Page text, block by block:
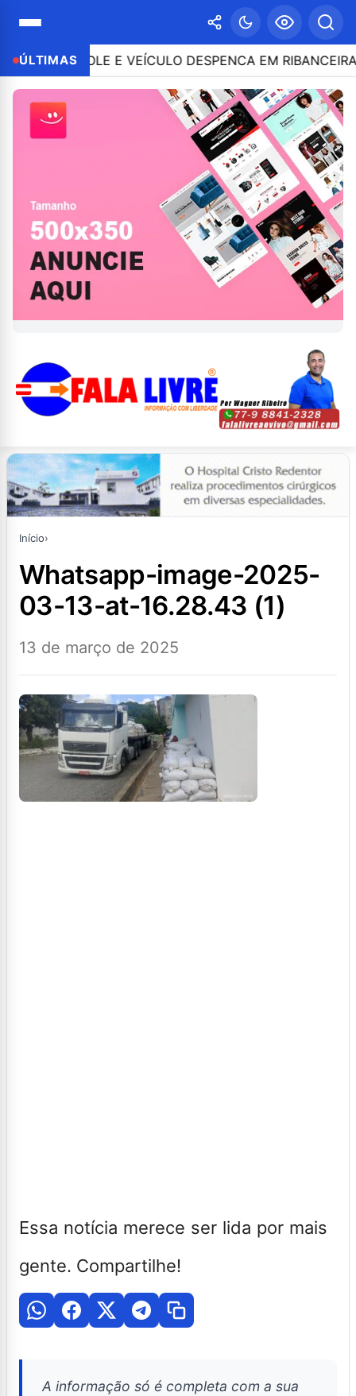
ÚLTIMASE VEÍCULO DESPENCA EM RIBANCEIRA COM
Início›
whatsapp-image-2025-
03-13-at-16.28.43 (1)
13 de março de 2025
Essa notícia merece ser lida por mais
gente. Compartilhe!
A informação só é completa com a sua